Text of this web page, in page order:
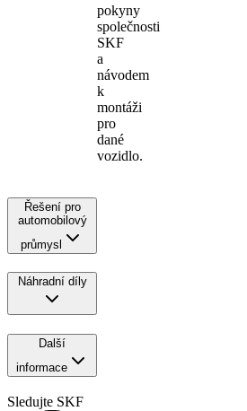
pokyny
společnosti
SKF
a
návodem
k
montáži
pro
dané
vozidlo.
Řešení pro
automobilový
průmysl
Náhradní díly
Další
informace
Sledujte SKF